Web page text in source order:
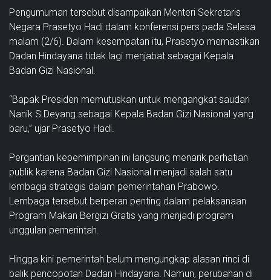
Pengumuman tersebut disampaikan Menteri Sekretaris
Negara Prasetyo Hadi dalam konferensi pers pada Selasa
malam (2/6). Dalam kesempatan itu, Prasetyo memastikan
Dadan Hindayana tidak lagi menjabat sebagai Kepala
Badan Gizi Nasional.
“Bapak Presiden memutuskan untuk mengangkat saudari
Nanik S Deyang sebagai Kepala Badan Gizi Nasional yang
baru,” ujar Prasetyo Hadi.
Pergantian kepemimpinan ini langsung menarik perhatian
publik karena Badan Gizi Nasional menjadi salah satu
lembaga strategis dalam pemerintahan Prabowo.
Lembaga tersebut berperan penting dalam pelaksanaan
Program Makan Bergizi Gratis yang menjadi program
unggulan pemerintah.
Hingga kini pemerintah belum mengungkap alasan rinci di
balik pencopotan Dadan Hindayana. Namun, perubahan di